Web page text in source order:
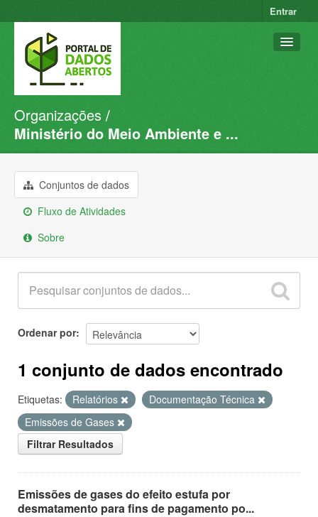
Entrar
Conjuntos de dados
Organizações
Sobre
Organizações
Ministério do Meio Ambiente e ...
Conjuntos de dados
Fluxo de Atividades
Sobre
Ordenar por
1 conjunto de dados encontrado
Etiquetas: Relatórios
Documentação Técnica
Emissões de Gases
Filtrar Resultados
Emissões de gases do efeito estufa por
desmatamento para fins de pagamento po...